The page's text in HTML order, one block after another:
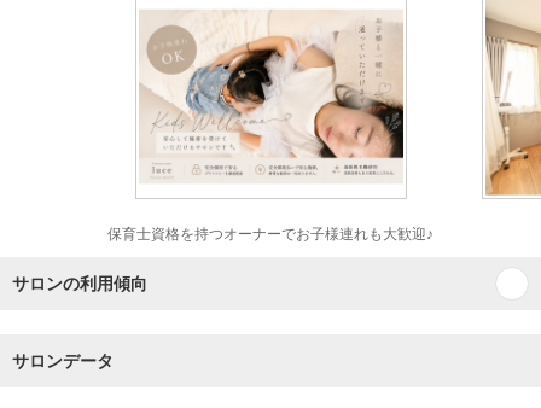
保育士資格を持つオーナーでお子様連れも大歓迎♪
サロンの利用傾向
サロンデータ